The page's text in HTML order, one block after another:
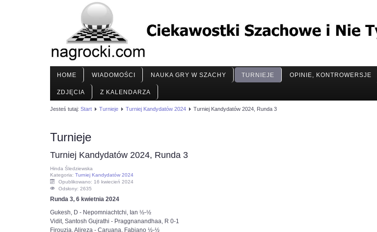
HOME WIADOMOŚCI NAUKA GRY W SZACHY TURNIEJE OPINIE, KONTROWERSJE
ZDJĘCIA Z KALENDARZA
Jesteś tutaj: Start Turnieje Turniej Kandydatów 2024 Turniej Kandydatów 2024, Runda 3
Turnieje
Turniej Kandydatów 2024, Runda 3
Hinda Śledziewska
Kategoria: Turniej Kandydatów 2024
Opublikowano: 16 kwiecień 2024
Odsłony: 2635
Runda 3, 6 kwietnia 2024
Gukesh, D - Nepomniachtchi, Ian ½-½
Vidit, Santosh Gujrathi - Praggnanandhaa, R 0-1
Firouzja, Alireza - Caruana, Fabiano ½-½